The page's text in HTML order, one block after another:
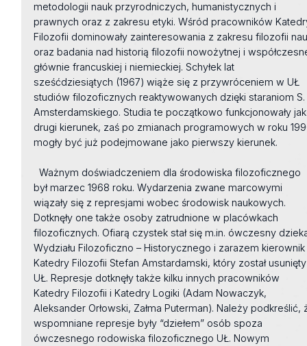
metodologii nauk przyrodniczych, humanistycznych i
prawnych oraz z zakresu etyki. Wśród pracowników
Filozofii dominowały zainteresowania z zakresu filozofii
oraz badania nad historią filozofii nowożytnej i
głównie francuskiej i niemieckiej. Schyłek lat
sześćdziesiątych (1967) wiąże się z przywróceniem w UŁ
studiów filozoficznych reaktywowanych dzięki staraniom S.
Amsterdamskiego. Studia te początkowo funkcjonowały
drugi kierunek, zaś po zmianach programowych w roku
mogły być już podejmowane jako pierwszy kierunek.
Ważnym doświadczeniem dla środowiska filozoficznego
był marzec 1968 roku. Wydarzenia zwane marcowymi
wiązały się z represjami wobec środowisk naukowych.
Dotknęły one także osoby zatrudnione w placówkach
filozoficznych. Ofiarą czystek stał się m.in. ówczesny
Wydziału Filozoficzno – Historycznego i zarazem kierownik
Katedry Filozofii Stefan Amstardamski, który został
UŁ. Represje dotknęły także kilku innych pracowników
Katedry Filozofii i Katedry Logiki (Adam Nowaczyk,
Aleksander Orłowski, Załma Puterman). Należy podkreślić,
wspomniane represje były “dziełem” osób spoza
ówczesnego rodowiska filozoficznego UŁ. Nowym